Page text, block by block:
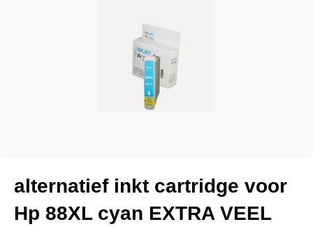
alternatief inkt cartridge voor
Hp 88XL cyan EXTRA VEEL